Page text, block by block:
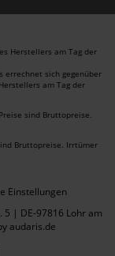
Herstellers am Tag der
errechnet sich gegenüber
am Tag der
sind Bruttopreise.
Bruttopreise. Irrtümer
Einstellungen
| DE-97816 Lohr am
audaris.de